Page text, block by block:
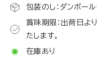
包装のし：ダンボール
賞味期限：出荷日よ
たします。
在庫あり